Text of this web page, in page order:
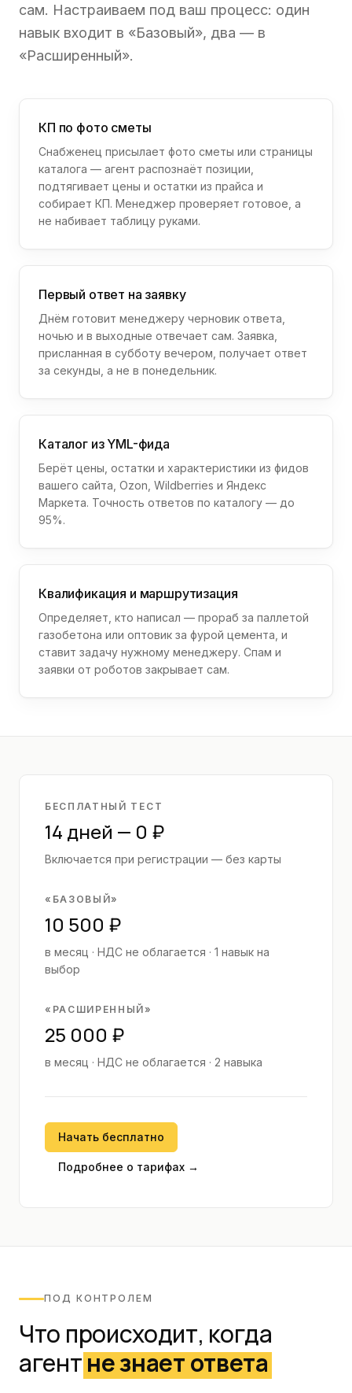
сам. Настраиваем под ваш процесс: один
навык входит в «Базовый», два — в
«Расширенный».
КП по фото сметы
Снабженец присылает фото сметы или страницы
каталога — агент распознаёт позиции,
подтягивает цены и остатки из прайса и
собирает КП. Менеджер проверяет готовое, а
не набивает таблицу руками.
Первый ответ на заявку
Днём готовит менеджеру черновик ответа,
ночью и в выходные отвечает сам. Заявка,
присланная в субботу вечером, получает ответ
за секунды, а не в понедельник.
Каталог из YML-фида
Берёт цены, остатки и характеристики из фидов
вашего сайта, Ozon, Wildberries и Яндекс
Маркета. Точность ответов по каталогу — до
95%.
Квалификация и маршрутизация
Определяет, кто написал — прораб за паллетой
газобетона или оптовик за фурой цемента, и
ставит задачу нужному менеджеру. Спам и
заявки от роботов закрывает сам.
БЕСПЛАТНЫЙ ТЕСТ
14 дней — 0 ₽
Включается при регистрации — без карты
« БАЗОВЫЙ»
10 500 ₽
в месяц · НДС не облагается · 1 навык на
выбор
« РАСШИРЕННЫЙ»
25 000 ₽
в месяц · НДС не облагается · 2 навыка
Начать бесплатно
Подробнее о тарифах →
ПОД КОНТРОЛЕМ
Что происходит, когда
агентне знает ответа